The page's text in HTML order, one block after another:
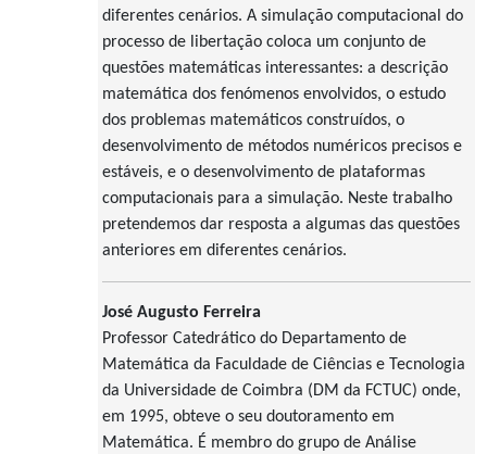
diferentes cenários. A simulação computacional do
processo de libertação coloca um conjunto de
questões matemáticas interessantes: a descrição
matemática dos fenómenos envolvidos, o estudo
dos problemas matemáticos construídos, o
desenvolvimento de métodos numéricos precisos e
estáveis, e o desenvolvimento de plataformas
computacionais para a simulação. Neste trabalho
pretendemos dar resposta a algumas das questões
anteriores em diferentes cenários.
José Augusto Ferreira
Professor Catedrático do Departamento de
Matemática da Faculdade de Ciências e Tecnologia
da Universidade de Coimbra (DM da FCTUC) onde,
em 1995, obteve o seu doutoramento em
Matemática. É membro do grupo de Análise